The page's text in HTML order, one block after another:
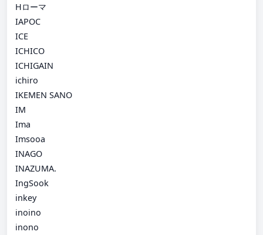
Hローマ
IAPOC
ICE
ICHICO
ICHIGAIN
ichiro
IKEMEN SANO
IM
Ima
Imsooa
INAGO
INAZUMA.
IngSook
inkey
inoino
inono